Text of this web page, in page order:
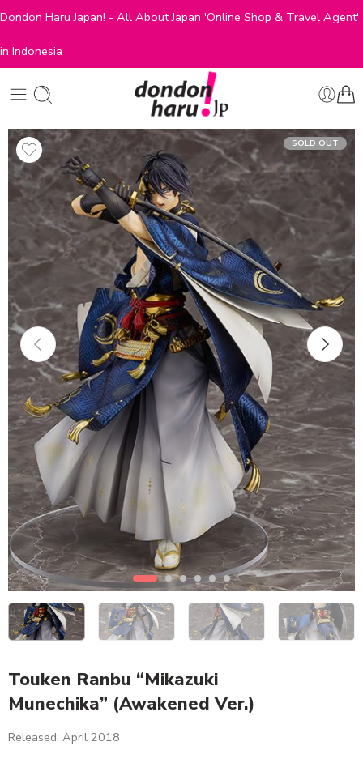
Dondon Haru Japan! - All About Japan 'Online Shop & Travel Agent'
in Indonesia
SOLD OUT
Touken Ranbu “Mikazuki
Munechika” (Awakened Ver.)
Released: April 2018